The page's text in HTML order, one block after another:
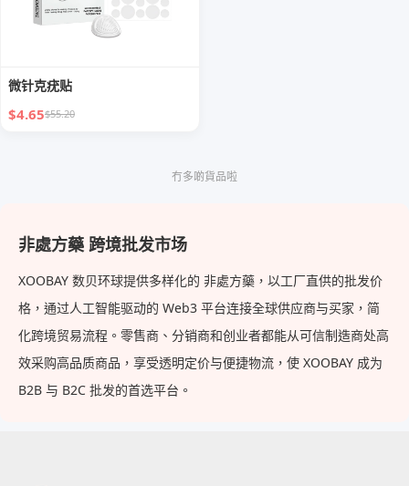
微针克疣贴
$4.65$55.20
冇多啲貨品啦
非處方藥 跨境批发市场
XOOBAY 数贝环球提供多样化的 非處方藥，以工厂直供的批发价
格，通过人工智能驱动的 Web3 平台连接全球供应商与买家，简
化跨境贸易流程。零售商、分销商和创业者都能从可信制造商处高
效采购高品质商品，享受透明定价与便捷物流，使 XOOBAY 成为
B2B 与 B2C 批发的首选平台。